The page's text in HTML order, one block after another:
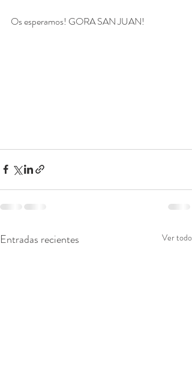
Os esperamos! GORA SAN JUAN!
Entradas recientes Ver todo